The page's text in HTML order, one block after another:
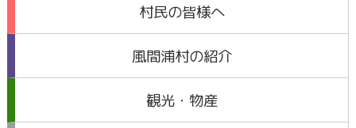
村民の皆様へ
風間浦村の紹介
観光・物産